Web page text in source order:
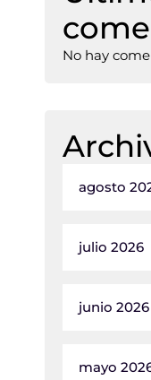
No hay
agosto
julio 2026
junio 2026
mayo